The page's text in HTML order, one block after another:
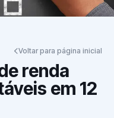
Voltar para página inicial
renda
em 12